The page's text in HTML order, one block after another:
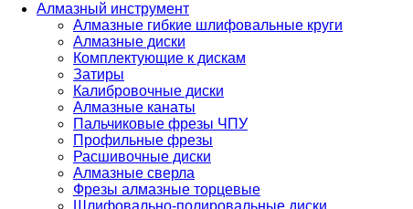
Алмазный инструмент
Алмазные гибкие шлифовальные круги
Алмазные диски
Комплектующие к дискам
Затиры
Калибровочные диски
Алмазные канаты
Пальчиковые фрезы ЧПУ
Профильные фрезы
Расшивочные диски
Алмазные сверла
Фрезы алмазные торцевые
Шлифовально-полировальные диски